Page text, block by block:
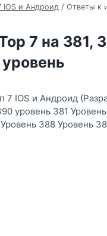
IOS и Андроид / Ответы к
7 на 381,
IOS и Андроид
уровень 381
388 Уровень